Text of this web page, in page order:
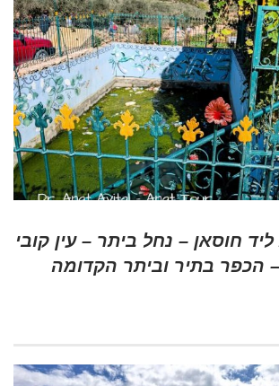
חוסאן – נחל ביתר – עין קובי
הכפר בתיר וביתר הקדומה